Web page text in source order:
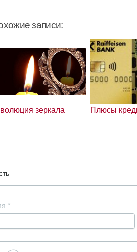
записи:
зеркала Плюсы
*